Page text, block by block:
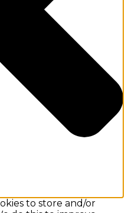
to store and/or